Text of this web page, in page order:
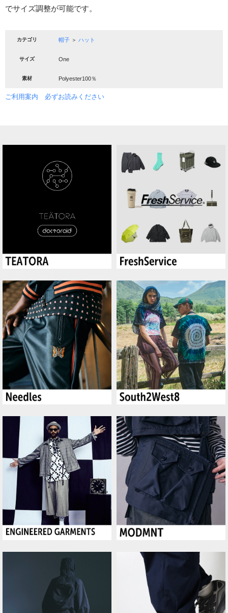
でサイズ調整が可能です。
カテゴリ 帽子 ＞ ハット
サイズ One
素材 Polyester100％
ご利用案内 必ずお読みください